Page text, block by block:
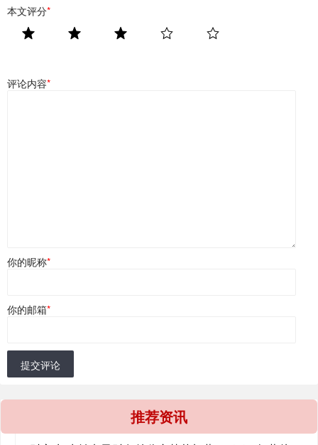
本文评分*
评论内容*
你的昵称*
你的邮箱*
提交评论
推荐资讯